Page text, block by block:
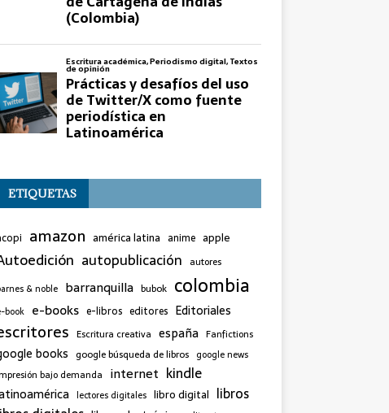
ETIQUETAS
amazon américa latina anime apple
autopublicación autores
& noble barranquilla bubok colombia
book e-books e-libros editores Editoriales
Escritura creativa españa Fanfictions
books google búsqueda de libros google news
bajo demanda internet kindle
lectores digitales libro digital libros